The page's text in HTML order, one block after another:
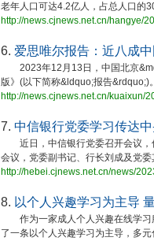
老年人口可达4.2亿人，占总人口的
http://news.cjnews.net.cn/hangye/
6. 爱思唯尔报告：近八成
2023年12月13日，中国北京
版》(以下简称&ldquo;报告&rdquo;)
http://news.cjnews.net.cn/kuaixun/
7. 中信银行党委学习传达
近日，中信银行党委召开会议，
会议，党委副书记、行长刘成及党
http://hebei.cjnews.net.cn/news/
8. 以个人兴趣学习为主导
作为一家成人个人兴趣在线学习
了一条以个人兴趣学习为主导，多